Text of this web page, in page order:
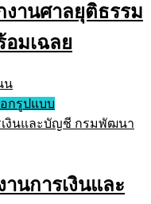
be
chosen
on
the
านศาลยุติธรรม
อมเฉลย
น
อกรูปแบบThis
product
has
options
นการเงินและ